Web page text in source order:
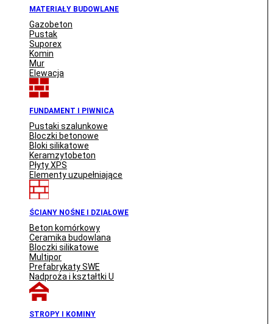
MATERIAŁY BUDOWLANE
Gazobeton
Pustak
Suporex
Komin
Mur
Elewacja
FUNDAMENT I PIWNICA
Pustaki szalunkowe
Bloczki betonowe
Bloki silikatowe
Keramzytobeton
Płyty XPS
Elementy uzupełniające
ŚCIANY NOŚNE I DZIAŁOWE
Beton komórkowy
Ceramika budowlana
Bloczki silikatowe
Multipor
Prefabrykaty SWE
Nadproża i kształtki U
STROPY I KOMINY